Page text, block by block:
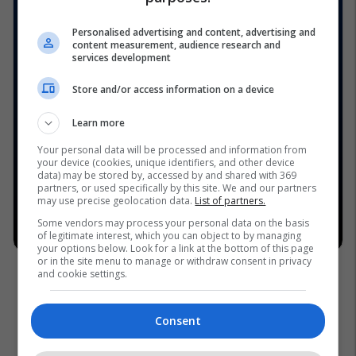
Personalised advertising and content, advertising and
content measurement, audience research and
services development
Store and/or access information on a device
Learn more
Your personal data will be processed and information from
your device (cookies, unique identifiers, and other device
data) may be stored by, accessed by and shared with 369
partners, or used specifically by this site. We and our partners
may use precise geolocation data. List of partners.
Some vendors may process your personal data on the basis
of legitimate interest, which you can object to by managing
your options below. Look for a link at the bottom of this page
or in the site menu to manage or withdraw consent in privacy
and cookie settings.
Consent